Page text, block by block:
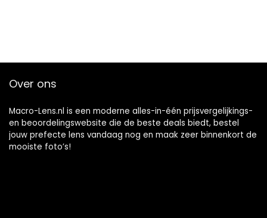
Over ons
Macro-Lens.nl is een moderne alles-in-één prijsvergelijkings-
en beoordelingswebsite die de beste deals biedt, bestel
jouw prefecte lens vandaag nog en maak zeer binnenkort de
mooiste foto’s!